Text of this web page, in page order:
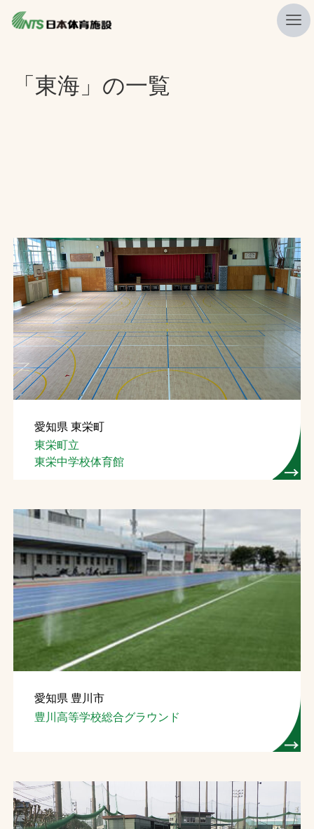
ニュース
会社概要
採用情報
検索
お問合せ
お取引先の皆様へ
ソーシャルメディアポリシー
文字の見えづらさや操作にお困りの方へ
「東海」の一覧
愛知県 東栄町
東栄町立
東栄中学校体育館
愛知県 豊川市
豊川高等学校総合グラウンド